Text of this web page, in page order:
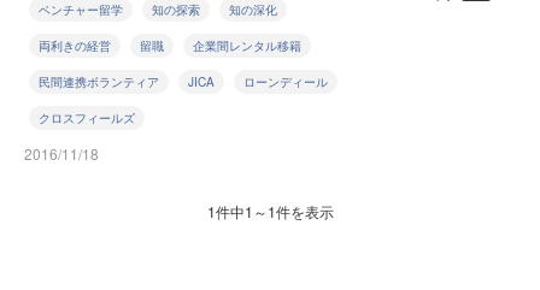
ベンチャー留学 知の探索 知の深化
両利きの経営 留職 企業間レンタル移籍
民間連携ボランティア JICA ローンディール
クロスフィールズ
2016/11/18
1件中1～1件を表示